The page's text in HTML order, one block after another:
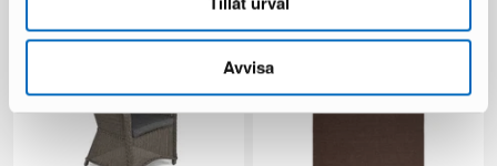
Avvisa